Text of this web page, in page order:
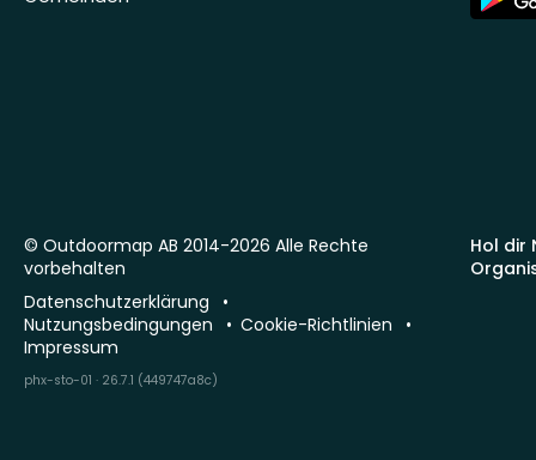
Store
Hol dir
© Outdoormap AB 2014-2026 Alle Rechte
vorbehalten
Datenschutzerklärung
Nutzungsbedingungen
Cookie-Richtlinien
Impressum
phx-sto-01 · 26.7.1 (449747a8c)